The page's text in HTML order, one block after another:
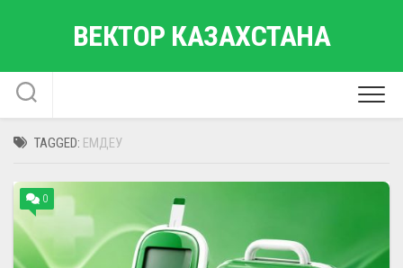
ВЕКТОР КАЗАХСТАНА
TAGGED: ЕМДЕУ
0